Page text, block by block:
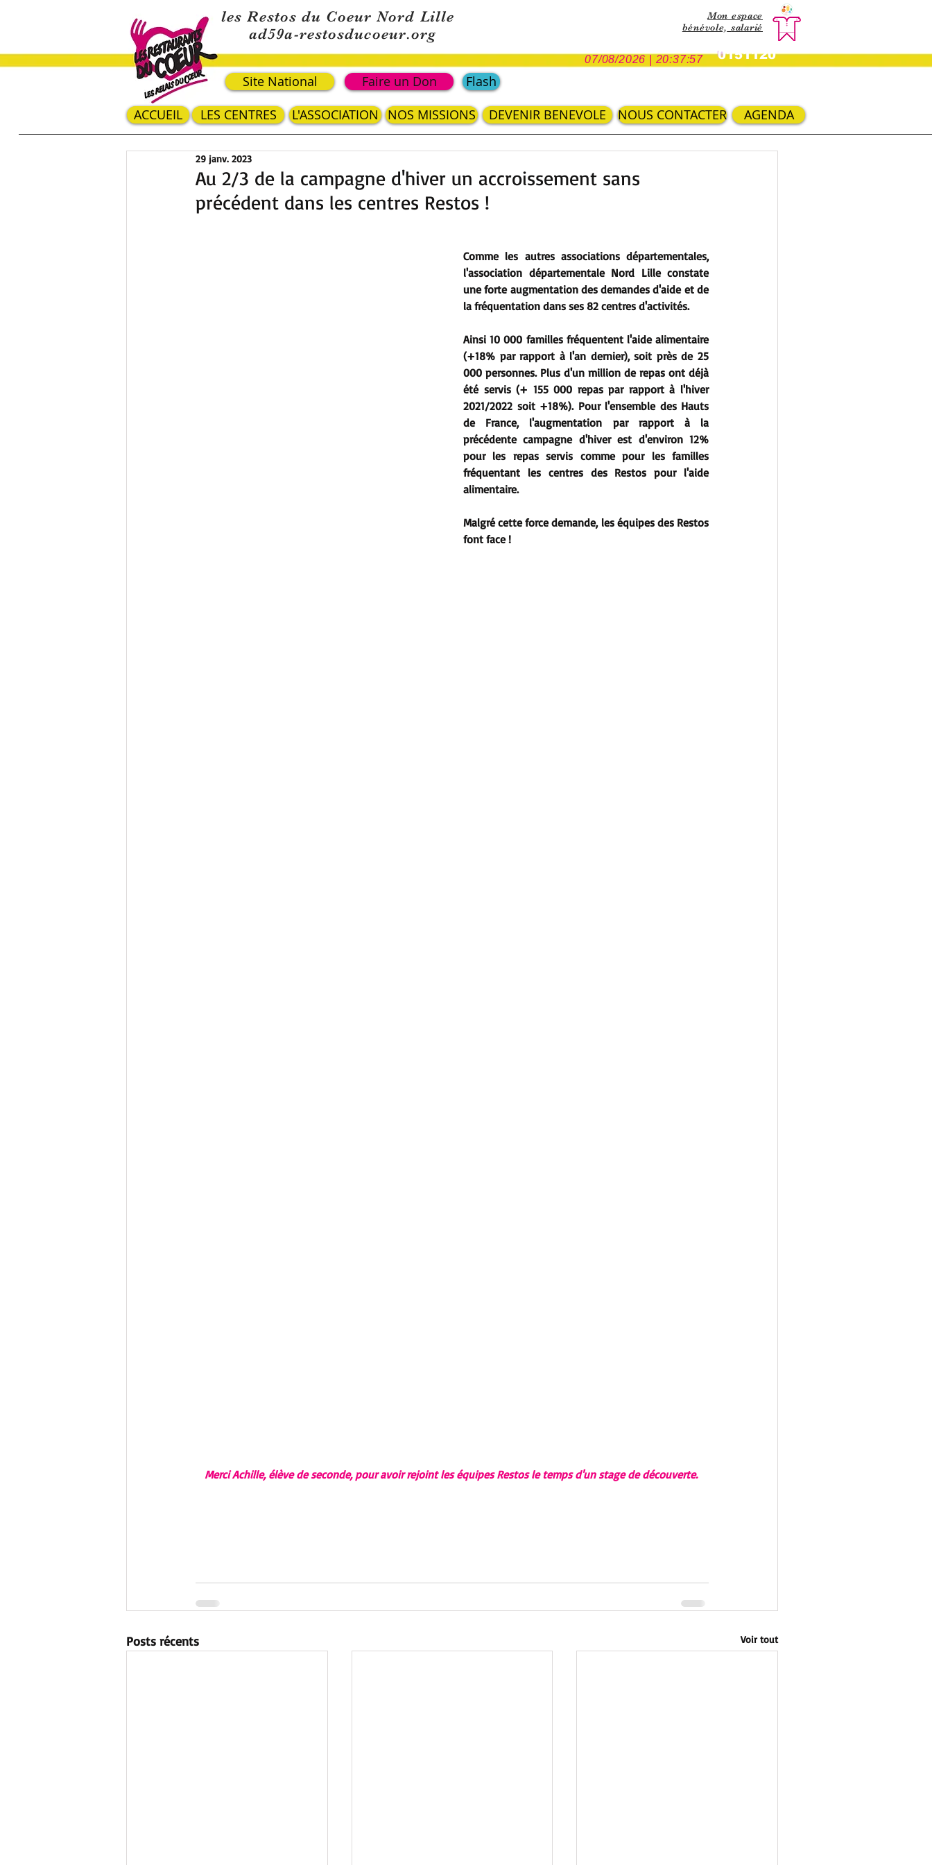
les Restos du Coeur Nord Lille
Faire un Don Flash
Mon espace
bénévole, salarié
0151120
ad59a-restosducoeur.org
07/08/2026 | 20:37:57
Site National
ACCUEIL
DEVENIR BENEVOLE
LES CENTRES NOS MISSIONS
L'ASSOCIATION AGENDA
NOUS CONTACTER
Au 2/3 de la campagne d'hiver un accroissement sans
précédent dans les centres Restos !
29 janv. 2023
Comme les autres associations départementales,
l'association départementale Nord Lille constate
une forte augmentation des demandes d'aide et de
la fréquentation dans ses 82 centres d'activités.
Ainsi 10 000 familles fréquentent l'aide alimentaire
(+18% par rapport à l'an dernier), soit près de 25
000 personnes. Plus d'un million de repas ont déjà
été servis (+ 155 000 repas par rapport à l'hiver
2021/2022 soit +18%). Pour l'ensemble des Hauts
de France, l'augmentation par rapport à la
précédente campagne d'hiver est d'environ 12%
pour les repas servis comme pour les familles
fréquentant les centres des Restos pour l'aide
alimentaire.
Malgré cette force demande, les équipes des Restos
font face !
Merci Achille, élève de seconde, pour avoir rejoint les équipes Restos le temps d'un stage de découverte.
Posts récents Voir tout